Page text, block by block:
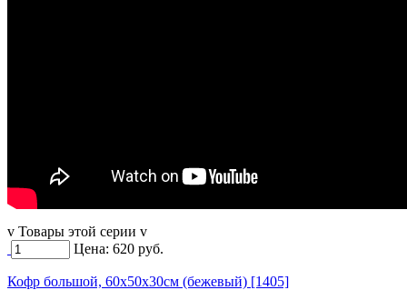
v Товары этой серии v
Цена: 620 руб.
Кофр большой, 60х50х30см (бежевый) [1405]